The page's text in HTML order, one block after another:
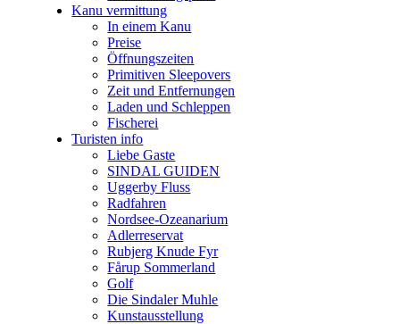
Kanu vermittung
In einem Kanu
Preise
Öffnungszeiten
Primitiven Sleepovers
Zeit und Entfernungen
Laden und Schleppen
Fischerei
Turisten info
Liebe Gaste
SINDAL GUIDEN
Uggerby Fluss
Radfahren
Nordsee-Ozeanarium
Adlerreservat
Rubjerg Knude Fyr
Fårup Sommerland
Golf
Die Sindaler Muhle
Kunstausstellung